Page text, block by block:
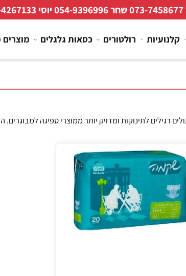
073-שחר054-9396996יוסי4267133
רולטורים כסאות גלגלים מוצרים
לתינוקות ומדויק יותר ממוצרי ספיגה